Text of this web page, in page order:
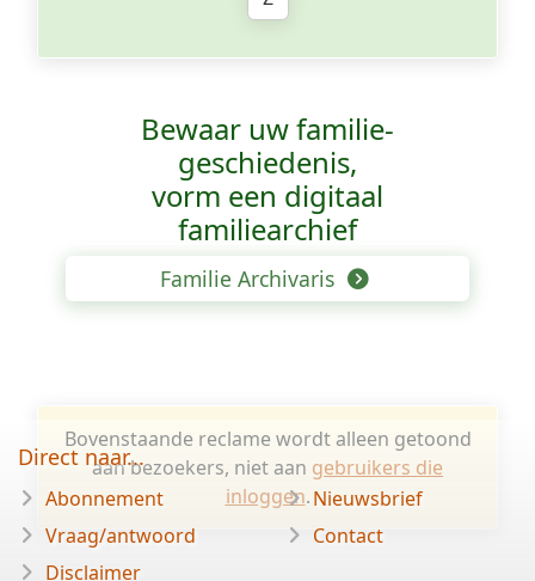
Bewaar uw familie­
geschiedenis,
vorm een digitaal
familiearchief
Familie Archivaris
Bovenstaande reclame wordt alleen getoond
aan bezoekers, niet aan gebruikers die
inloggen.
Direct naar...
Abonnement
Vraag/antwoord
Disclaimer
Nieuwsbrief
Contact